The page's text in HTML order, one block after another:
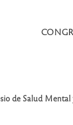
de Salud